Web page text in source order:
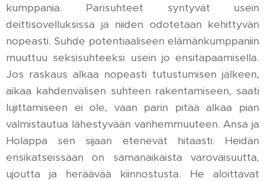
kumppania. Parisuhteet syntyvät usein
deittisovelluksissa ja niiden odotetaan kehittyvän
nopeasti. Suhde potentiaaliseen elämänkumppaniin
muuttuu seksisuhteeksi usein jo ensitapaamisella.
Jos raskaus alkaa nopeasti tutustumisen jälkeen,
aikaa kahdenvälisen suhteen rakentamiseen, saati
lujittamiseen ei ole, vaan parin pitää alkaa pian
valmistautua lähestyvään vanhemmuuteen. Ansa ja
Holappa sen sijaan etenevät hitaasti. Heidän
ensikatseissaan on samanaikaista varovaisuutta,
ujoutta ja heräävää kiinnostusta. He aloittavat